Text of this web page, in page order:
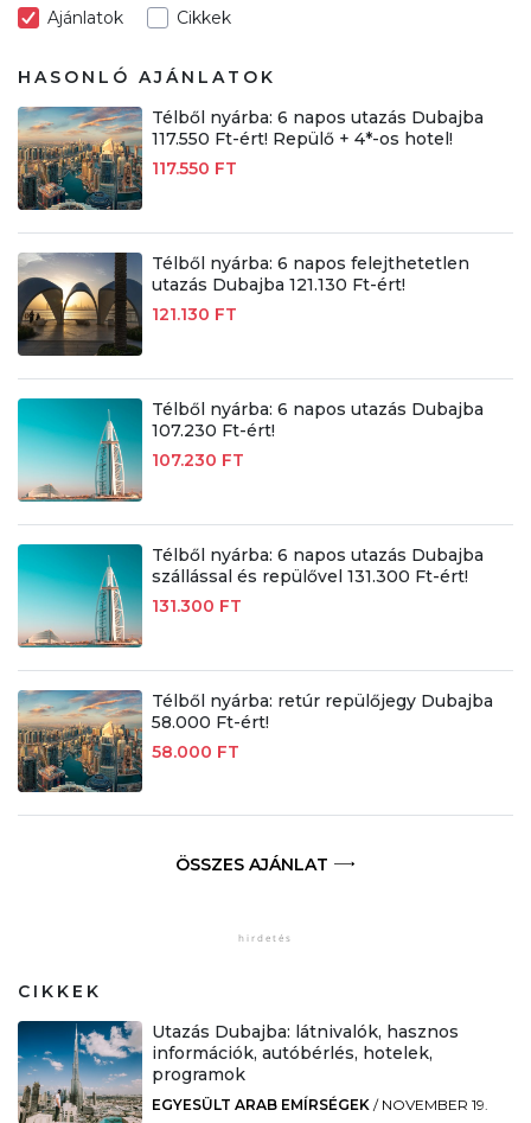
Ajánlatok Cikkek
HASONLÓ AJÁNLATOK
Télből nyárba: 6 napos utazás Dubajba
117.550 Ft-ért! Repülő + 4*-os hotel!
117.550 FT
Télből nyárba: 6 napos felejthetetlen
utazás Dubajba 121.130 Ft-ért!
121.130 FT
Télből nyárba: 6 napos utazás Dubajba
107.230 Ft-ért!
107.230 FT
Télből nyárba: 6 napos utazás Dubajba
szállással és repülővel 131.300 Ft-ért!
131.300 FT
Télből nyárba: retúr repülőjegy Dubajba
58.000 Ft-ért!
58.000 FT
ÖSSZES AJÁNLAT
CIKKEK
Utazás Dubajba: látnivalók, hasznos
információk, autóbérlés, hotelek,
programok
EGYESÜLT ARAB EMÍRSÉGEK / NOVEMBER 19.